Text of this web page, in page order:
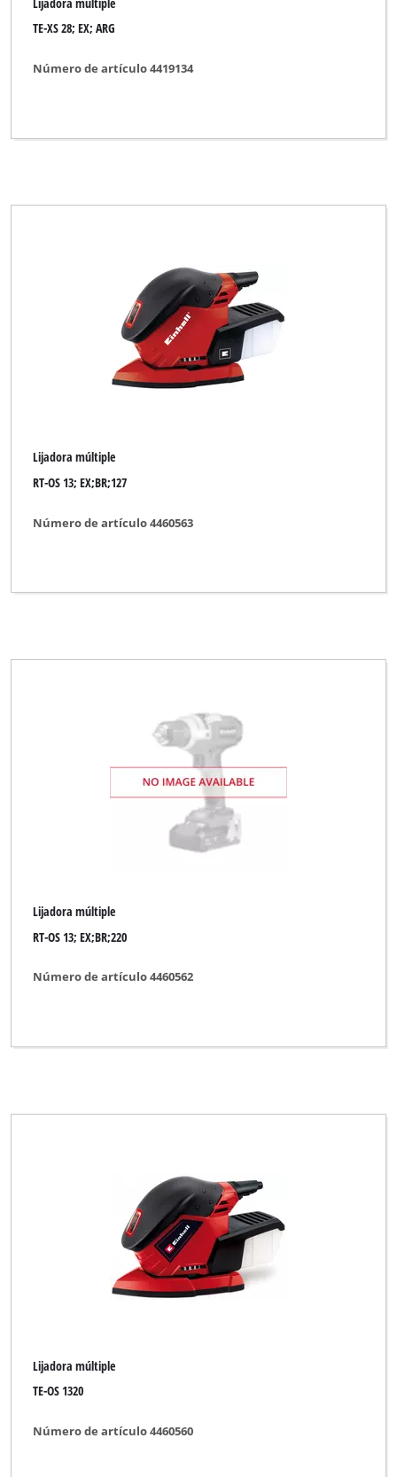
TE-XS 28; EX; ARG
Número de artículo 4419134
Lijadora múltiple
RT-OS 13; EX;BR;127
Número de artículo 4460563
Lijadora múltiple
RT-OS 13; EX;BR;220
Número de artículo 4460562
Lijadora múltiple
TE-OS 1320
Número de artículo 4460560